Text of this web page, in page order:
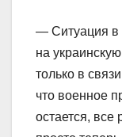
— Ситуация в
на
только в
что военное
остается,